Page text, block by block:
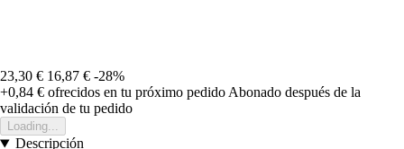
23,30 € 16,87 € -28%
+0,84 € ofrecidos en tu próximo pedido Abonado después de la
validación de tu pedido
Loading...
Descripción